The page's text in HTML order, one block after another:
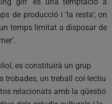
de producció i ‘la resta’; on
temps limitat a disposar de
es constituirà un grup
trobades, un treball col·lectiu
relacionats amb la qüestió